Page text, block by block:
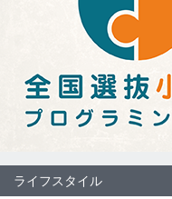
ライフスタイル